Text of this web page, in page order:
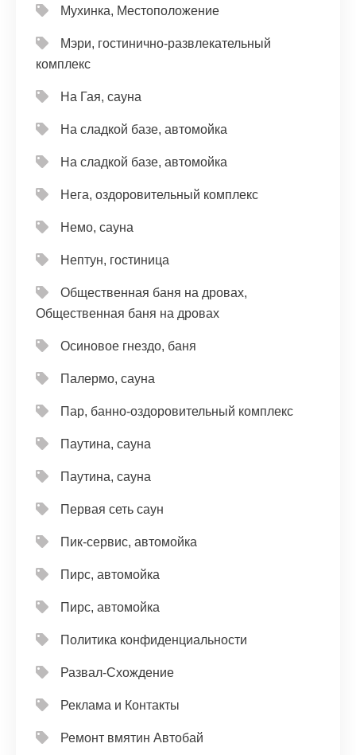
Мухинка, Местоположение
Мэри, гостинично-развлекательный
комплекс
На Гая, сауна
На сладкой базе, автомойка
На сладкой базе, автомойка
Нега, оздоровительный комплекс
Немо, сауна
Нептун, гостиница
Общественная баня на дровах,
Общественная баня на дровах
Осиновое гнездо, баня
Палермо, сауна
Пар, банно-оздоровительный комплекс
Паутина, сауна
Паутина, сауна
Первая сеть саун
Пик-сервис, автомойка
Пирс, автомойка
Пирс, автомойка
Политика конфиденциальности
Развал-Схождение
Реклама и Контакты
Ремонт вмятин Автобай